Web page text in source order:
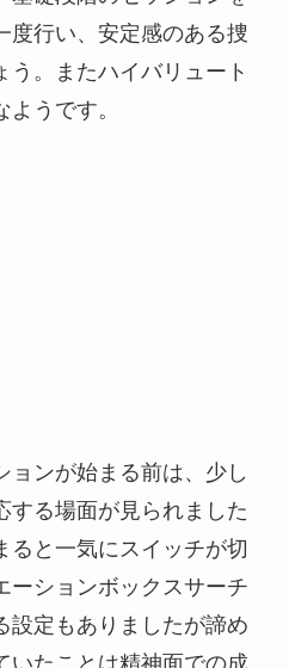
度行い、安定感のある捜
う。またハイバリュート
うです。
ョンが始まる前は、少し
する場面が見られました
ると一気にスイッチが切
ーションボックスサーチ
設定もありましたが諦め
いたことは精神面での成